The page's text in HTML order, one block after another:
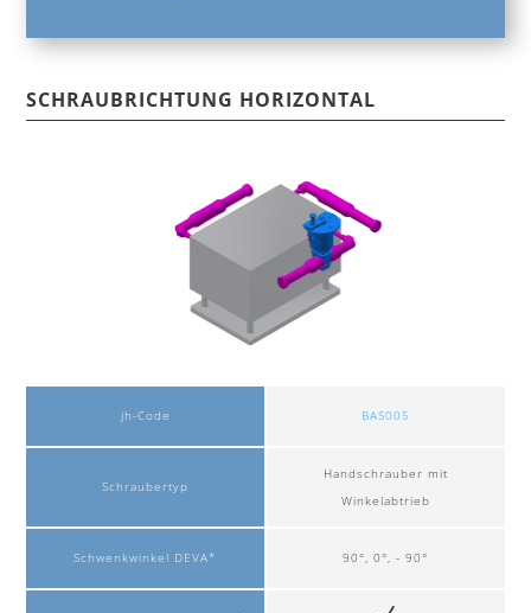
SCHRAUBRICHTUNG HORIZONTAL
jh-Code
Schraubertyp
Schwenkwinkel DEVA*
BAS005
Handschrauber mit
Winkelabtrieb
90°, 0°, - 90°